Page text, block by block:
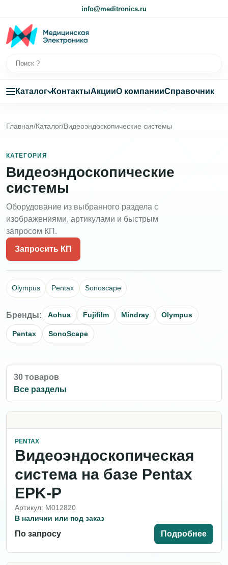
info@meditronics.ru
Каталог КонтактыАкцииО компанииСправочник
Главная/Каталог/Видеоэндоскопические системы
КАТЕГОРИЯ
Видеоэндоскопические
системы
Оборудование из выбранного раздела с
изображениями, артикулами и быстрым
запросом КП.
Запросить КП
Olympus Pentax Sonoscape
Бренды: Aohua Fujifilm Mindray Olympus
Pentax SonoScape
30 товаров
Все разделы
PENTAX
Видеоэндоскопическая
система на базе Pentax
EPK-P
Артикул: M012820
В наличии или под заказ
По запросу Подробнее